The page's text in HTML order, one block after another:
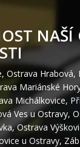
NAŠÍ
, Ostrava Hrabová,
Mariánské
Michálkovice,
Ves u Ostravy,
,Ostrava
u Ostravy,